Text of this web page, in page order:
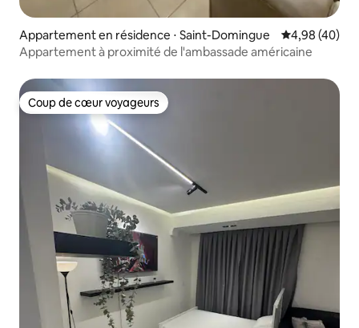
Appartement en résidence ⋅ Saint-Domingue Évaluation
4,98 (40)
Appartement à proximité de l'ambassade américaine
Coup de cœur voyageurs
Coup de cœur voyageurs